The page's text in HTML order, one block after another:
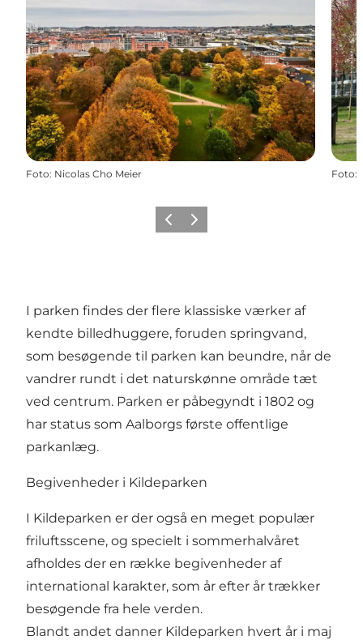
Foto: Nicolas Cho Meier Foto:
ForrigeNæste
I parken findes der flere klassiske værker af
kendte billedhuggere, foruden springvand,
som besøgende til parken kan beundre, når de
vandrer rundt i det naturskønne område tæt
ved centrum. Parken er påbegyndt i 1802 og
har status som Aalborgs første offentlige
parkanlæg.
Begivenheder i Kildeparken
I Kildeparken er der også en meget populær
friluftsscene, og specielt i sommerhalvåret
afholdes der en række begivenheder af
international karakter, som år efter år trækker
besøgende fra hele verden.
Blandt andet danner Kildeparken hvert år i maj